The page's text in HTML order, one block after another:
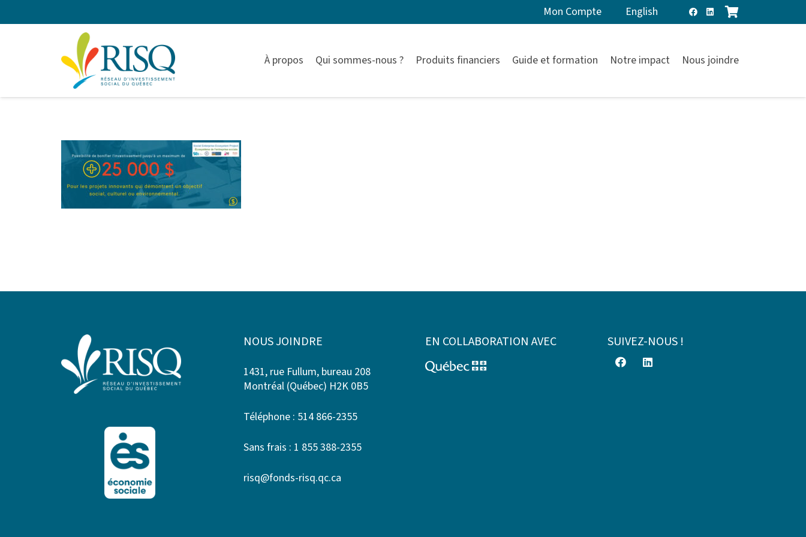
Mon Compte English
À propos Qui sommes-nous ? Produits financiers Guide et formation Notre impact Nous joindre
NOUS JOINDRE
1431, rue Fullum, bureau 208
Montréal (Québec) H2K 0B5
Téléphone : 514 866-2355
Sans frais : 1 855 388-2355
risq@fonds-risq.qc.ca
EN COLLABORATION AVEC SUIVEZ-NOUS !